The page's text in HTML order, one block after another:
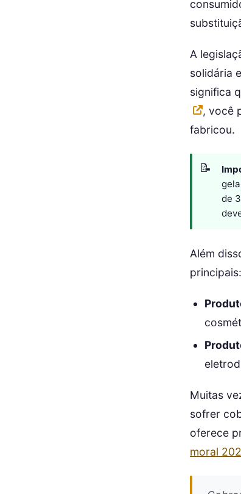
A
solidária
significa
, você
fabricou.
de
Além
principais:
Muitas
sofrer
oferece
moral